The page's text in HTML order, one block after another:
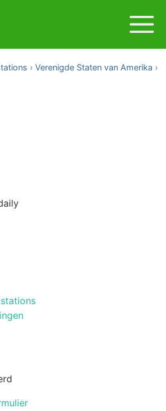
Verenigde Staten van Amerika